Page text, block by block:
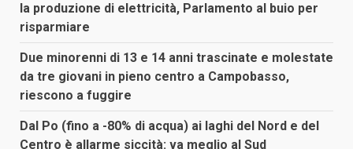
la produzione di elettricità, Parlamento al buio per
risparmiare
Due minorenni di 13 e 14 anni trascinate e molestate
da tre giovani in pieno centro a Campobasso,
riescono a fuggire
Dal Po (fino a -80% di acqua) ai laghi del Nord e del
Centro è allarme siccità: va meglio al Sud